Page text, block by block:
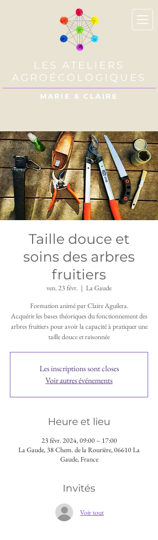
LES ATELIERS
AGROÉCOLOGIQUES
MARIE & CLAIRE
Taille douce et
soins des arbres
fruitiers
ven. 23 févr.
  |
La Gaude
Formation animé par Claire Aguilera.
Acquérir les bases théoriques du fonctionnement des
arbres fruitiers pour avoir la capacité à pratiquer une
taille douce et raisonnée
Les inscriptions sont closes
Voir autres événements
Heure et lieu
23 févr. 2024, 09:00 – 17:00
La Gaude, 38 Chem. de la Rourière, 06610 La
Gaude, France
Invités
Voir tout